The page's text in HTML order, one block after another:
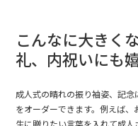
こんなに大きく
礼、内祝いにも
成人式の晴れの振り袖姿、記
をオーダーできます。例えば